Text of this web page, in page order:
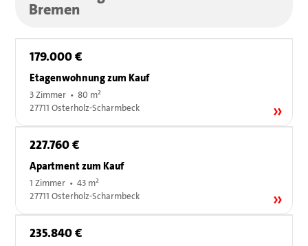
Bremen
179.000 €
Etagenwohnung zum Kauf
3 Zimmer • 80 m²
27711 Osterholz-Scharmbeck
227.760 €
Apartment zum Kauf
1 Zimmer • 43 m²
27711 Osterholz-Scharmbeck
235.840 €